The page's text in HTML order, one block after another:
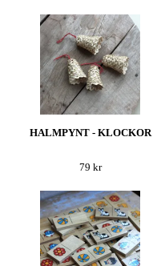
HALMPYNT - KLOCKOR
79 kr